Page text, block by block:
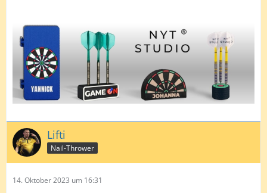
Lifti
Nail-Thrower
14. Oktober 2023 um 16:31